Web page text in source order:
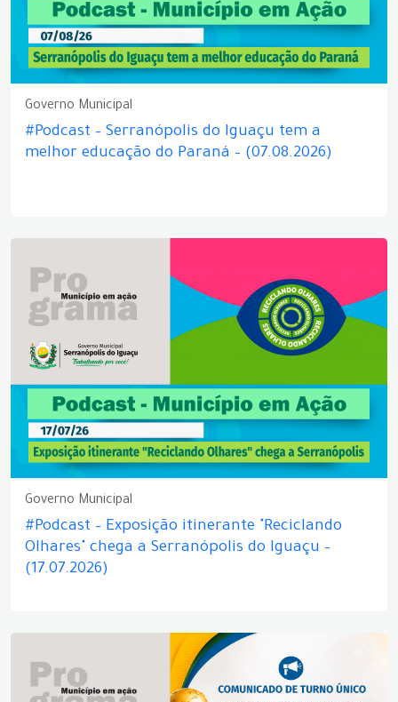
Governo Municipal
#Podcast – Serranópolis do Iguaçu tem a
melhor educação do Paraná – (07.08.2026)
Governo Municipal
#Podcast – Exposição itinerante "Reciclando
Olhares" chega a Serranópolis do Iguaçu –
(17.07.2026)